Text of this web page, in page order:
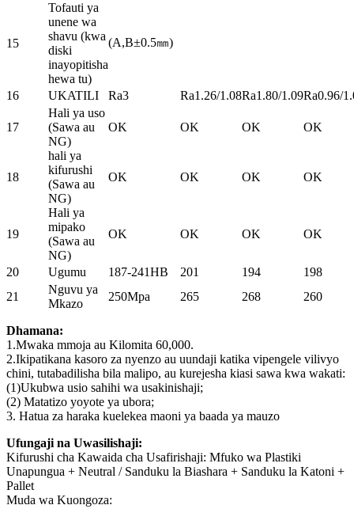
15
Tofauti ya
unene wa
shavu (kwa
diski
inayopitisha
hewa tu)
(A,B±0.5㎜)
16 UKATILI Ra3 Ra1.26/1.08Ra1.80/1.09Ra0.96/
17
Hali ya uso
(Sawa au
NG)
OK OK OK OK
18
hali ya
kifurushi
(Sawa au
NG)
OK OK OK OK
19
Hali ya
mipako
(Sawa au
NG)
OK OK OK OK
20 Ugumu 187-241HB 201 194
198
21
Nguvu ya
Mkazo
250Mpa 265 268 260
Dhamana:
1.Mwaka mmoja au Kilomita 60,000.
2.Ikipatikana kasoro za nyenzo au uundaji katika vipengele vilivyo
chini, tutabadilisha bila malipo, au kurejesha kiasi sawa kwa wakati:
(1)Ukubwa usio sahihi wa usakinishaji;
(2) Matatizo yoyote ya ubora;
3. Hatua za haraka kuelekea maoni ya baada ya mauzo
Ufungaji na Uwasilishaji:
Kifurushi cha Kawaida cha Usafirishaji: Mfuko wa Plastiki
Unapungua + Neutral / Sanduku la Biashara + Sanduku la Katoni +
Pallet
Muda wa Kuongoza: